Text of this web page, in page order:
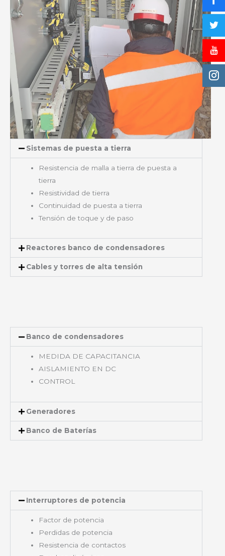
Sistemas de puesta a tierra
Resistencia de malla a tierra de puesta a
tierra
Resistividad de tierra
Continuidad de puesta a tierra
Tensión de toque y de paso
Reactores banco de condensadores
Cables y torres de alta tensión
Banco de condensadores
MEDIDA DE CAPACITANCIA
AISLAMIENTO EN DC
CONTROL
Generadores
Banco de Baterías
Interruptores de potencia
Factor de potencia
Perdidas de potencia
Resistencia de contactos